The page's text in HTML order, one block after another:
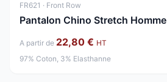
FR621 · Front Row
Pantalon Chino Stretch Homme
A partir de 22,80 € HT
97% Coton, 3% Elasthanne